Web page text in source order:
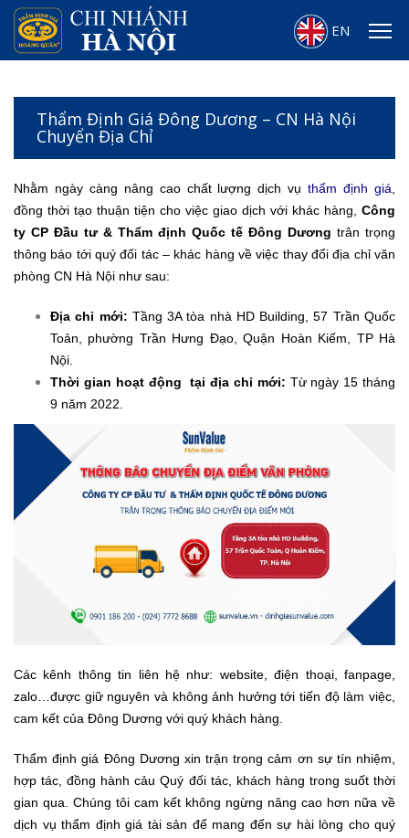
EN
Thẩm Định Giá Đông Dương – CN Hà Nội
Chuyển Địa Chỉ
Nhằm ngày càng nâng cao chất lượng dịch vụthẩm định giá
đồng thời tạo thuận tiện cho việc giao dịch với khác hàng, Công
ty CP Đầu tư & Thẩm định Quốc tế Đông Dương trân trọng
thông báo tới quý đối tác – khác hàng về việc thay đổi địa chỉ văn
phòng CN Hà Nội như sau:
Địa chỉ mới: Tầng 3A tòa nhà HD Building, 57 Trần Quốc
Toản, phường Trần Hưng Đạo, Quận Hoàn Kiếm, TP Hà
Nội.
Thời gian hoạt động tại địa chỉ mới: Từ ngày 15 tháng
9 năm 2022.
Các kênh thông tin liên hệ như: website, điện thoại, fanpage,
zalo…được giữ nguyên và không ảnh hưởng tới tiến độ làm việc,
cam kết của Đông Dương với quý khách hàng.
Thẩm định giá Đông Dương xin trận trọng cảm ơn sự tín nhiệm,
hợp tác, đồng hành cảu Quý đối tác, khách hàng trong suốt thời
gian qua. Chúng tôi cam kết không ngừng nâng cao hơn nữa về
dịch vụ thẩm định giá tài sản để mang đến sự hài lòng cho quý